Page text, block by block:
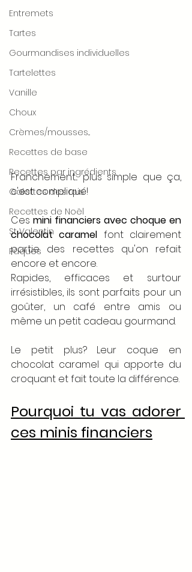
Entremets
Tartes
Gourmandises individuelles
Tartelettes
Vanille
Choux
Crèmes/mousses...
Recettes de base
Recettes par ingrédients
Galettes des rois
Recettes de Noël
St Valentin
Pâques
Franchement... plus simple que ça,
c'est compliqué!
Ces mini financiers avec choque en
chocolat caramel font clairement
partie des recettes qu'on refait
encore et encore.
Rapides, efficaces et surtour
irrésistibles, ils sont parfaits pour un
goûter, un café entre amis ou
même un petit cadeau gourmand.
Le petit plus? Leur coque en
chocolat caramel qui apporte du
Pourquoi tu vas adorer
ces minis financiers